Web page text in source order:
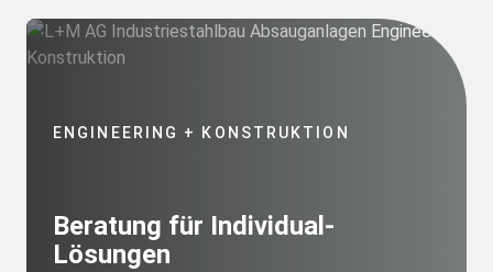
ENGINEERING + KONSTRUKTION
Beratung für Individual-
Lösungen